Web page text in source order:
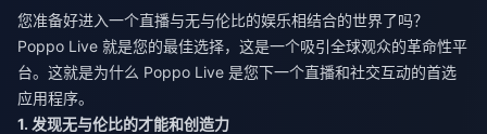
您准备好进入一个直播与无与伦比的娱乐相结合的世界了吗？
Poppo Live 就是您的最佳选择，这是一个吸引全球观众的革命性平
台。这就是为什么 Poppo Live 是您下一个直播和社交互动的首选
应用程序。
1. 发现无与伦比的才能和创造力